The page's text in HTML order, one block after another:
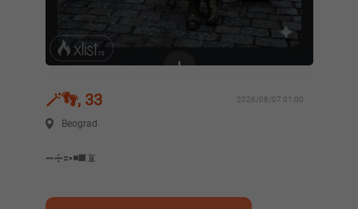
🪄👣, 33 2026/08/07 01:00
Beograd
➖️➗️🟰▪️◾️◼️📵